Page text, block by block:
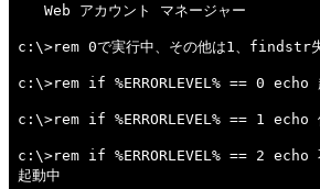
   Web アカウント マネージャー
c:\>rem 0で実行中、その他は1、findstr
c:\>rem if %ERRORLEVEL% == 0 echo
c:\>rem if %ERRORLEVEL% == 1 echo
c:\>rem if %ERRORLEVEL% == 2 echo
起動中